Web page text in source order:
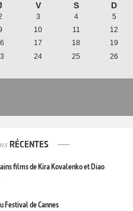
V S D
3 4
5
10 11
12
17 18
19
24 25
26
RÉCENTES
films de Kira Kovalenko et Diao
Festival de Cannes